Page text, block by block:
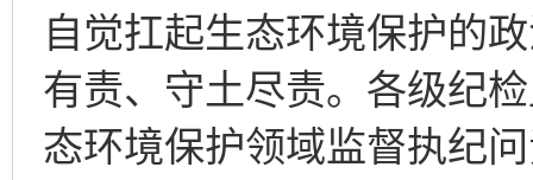
自觉扛起生态环境保护的
有责、守土尽责。各级纪
态环境保护领域监督执纪